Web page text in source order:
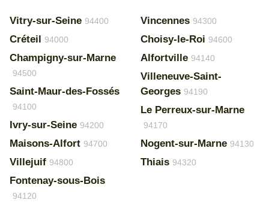
Vitry-sur-Seine 94400
Créteil 94000
Champigny-sur-Marne
94500
Saint-Maur-des-Fossés
94100
Ivry-sur-Seine 94200
Maisons-Alfort 94700
Villejuif 94800
Fontenay-sous-Bois
94120
Vincennes 94300
Choisy-le-Roi 94600
Alfortville 94140
Villeneuve-Saint-
Georges 94190
Le Perreux-sur-Marne
94170
Nogent-sur-Marne 94130
Thiais 94320